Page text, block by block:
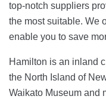
top-notch suppliers
the most suitable. We
enable you to save
Hamilton is an inland
the North Island of
Waikato Museum and